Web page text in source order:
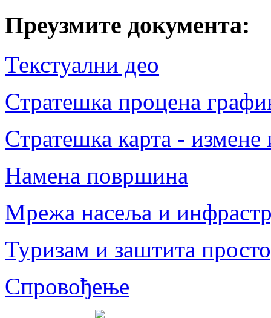
Преузмите документа:
Текстуални део
Стратешка процена
Стратешка карта - измене
Намена површина
Мрежа насеља и
Туризам и заштита
Спровођење